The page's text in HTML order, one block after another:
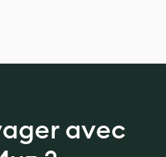
avec